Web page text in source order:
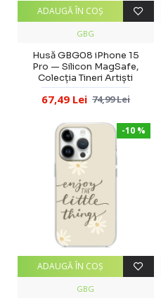
GBG
Husă GBG08 iPhone 15
Pro — Silicon MagSafe,
Colecția Tineri Artiști
67,49 Lei 74,99 Lei
ADAUGĂ ÎN COŞ
-10 %
GBG
ADAUGĂ ÎN COŞ